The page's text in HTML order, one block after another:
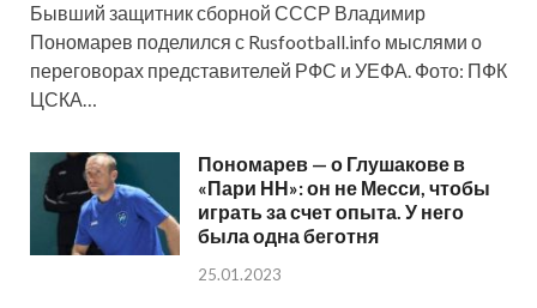
Бывший защитник сборной СССР Владимир
Пономарев поделился с Rusfootball.info мыслями о
переговорах представителей РФС и УЕФА. Фото: ПФК
ЦСКА…
Пономарев — о Глушакове в
«Пари НН»: он не Месси, чтобы
играть за счет опыта. У него
была одна беготня
25.01.2023